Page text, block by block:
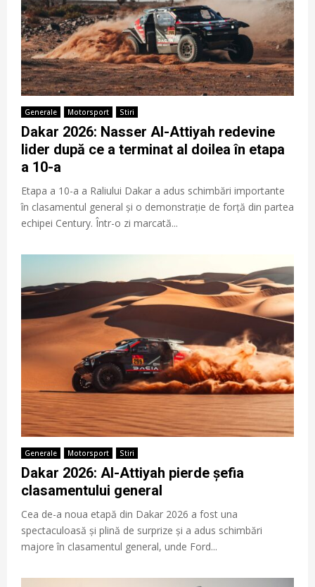
Generale Motorsport Stiri
Dakar 2026: Nasser Al-Attiyah redevine
lider după ce a terminat al doilea în etapa
a 10-a
Etapa a 10-a a Raliului Dakar a adus schimbări importante
în clasamentul general și o demonstrație de forță din partea
echipei Century. Într-o zi marcată...
Generale Motorsport Stiri
Dakar 2026: Al-Attiyah pierde șefia
clasamentului general
Cea de-a noua etapă din Dakar 2026 a fost una
spectaculoasă și plină de surprize și a adus schimbări
majore în clasamentul general, unde Ford...